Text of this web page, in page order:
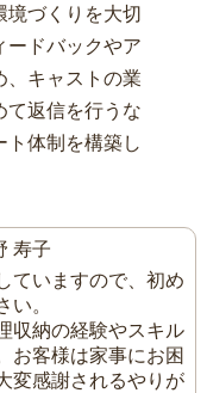
境づくりを大切
ードバックやア
、キャストの業
て返信を行うな
ト体制を構築し
寿子
ていますので、初め
い。
収納の経験やスキル
お客様は家事にお困
変感謝されるやりが